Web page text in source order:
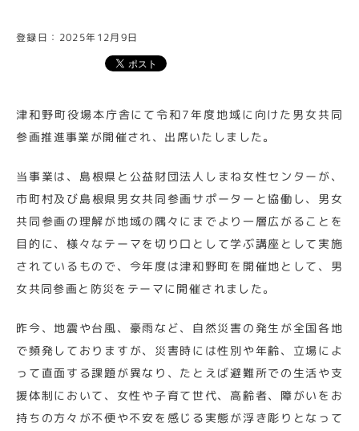
登録日：2025年12月9日
津和野町役場本庁舎にて令和7年度地域に向けた男女共同
参画推進事業が開催され、出席いたしました。
当事業は、島根県と公益財団法人しまね女性センターが、
市町村及び島根県男女共同参画サポーターと協働し、男女
共同参画の理解が地域の隅々にまでより一層広がることを
目的に、様々なテーマを切り口として学ぶ講座として実施
されているもので、今年度は津和野町を開催地として、男
女共同参画と防災をテーマに開催されました。
昨今、地震や台風、豪雨など、自然災害の発生が全国各地
で頻発しておりますが、災害時には性別や年齢、立場によ
って直面する課題が異なり、たとえば避難所での生活や支
援体制において、女性や子育て世代、高齢者、障がいをお
持ちの方々が不便や不安を感じる実態が浮き彫りとなって